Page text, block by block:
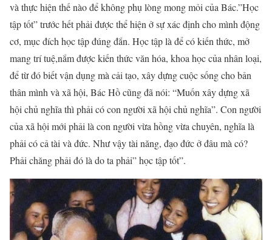
và thực hiện thế nào để không phụ lòng mong mỏi của Bác.”Học
tập tốt” trước hết phải được thể hiện ở sự xác định cho mình động
cơ, mục đích học tập đúng đắn. Học tập là để có kiến thức, mở
mang trí tuệ,nắm được kiến thức văn hóa, khoa học của nhân loại,
để từ đó biết vận dụng mà cải tạo, xây dựng cuộc sống cho bản
thân mình và xã hội, Bác Hồ cũng đã nói: “Muốn xây dựng xã
hội chủ nghĩa thì phải có con người xã hội chủ nghĩa”. Con người
của xã hội mới phải là con người vừa hồng vừa chuyên, nghĩa là
phải có cả tài và đức. Như vậy tài năng, đạo đức ở đâu mà có?
Phải chăng phải đó là do ta phải” học tập tốt”.